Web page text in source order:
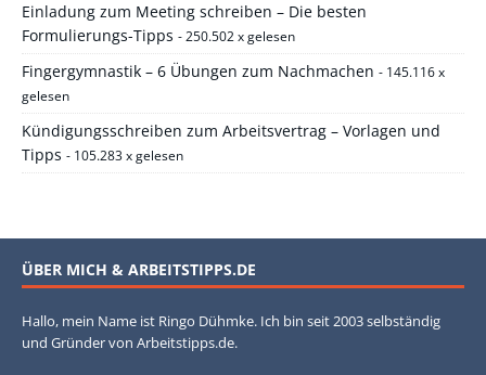
Einladung zum Meeting schreiben – Die besten
Formulierungs-Tipps - 250.502 x gelesen
Fingergymnastik – 6 Übungen zum Nachmachen - 145.116 x
gelesen
Kündigungsschreiben zum Arbeitsvertrag – Vorlagen und
Tipps - 105.283 x gelesen
ÜBER MICH & ARBEITSTIPPS.DE
Hallo, mein Name ist Ringo Dühmke. Ich bin seit 2003 selbständig
und Gründer von Arbeitstipps.de.